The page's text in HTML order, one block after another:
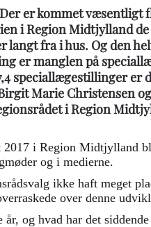
er kommet væsentligt
i Region Midtjylland de
langt fra i hus. Og den
er manglen på
speciallægestillinger er
Marie Christensen
i Region
2017 i Region Midtjylland
og i medierne.
ikke haft meget
over denne
og hvad har det